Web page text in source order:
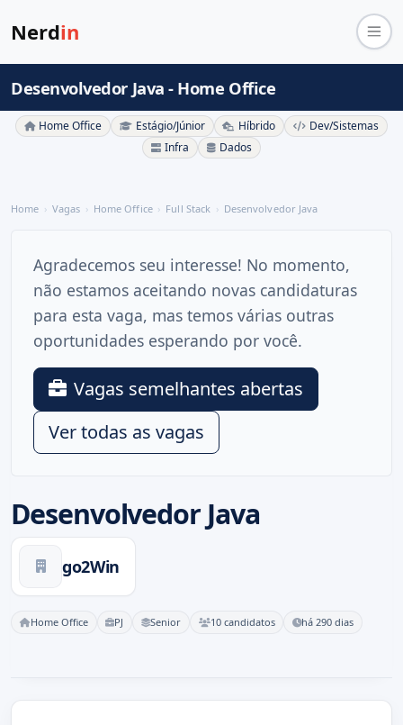
Nerdin
Desenvolvedor Java - Home Office
Home Office Estágio/Júnior Híbrido
Dev/Sistemas
Infra
Dados
Home Vagas Home Office Full Stack Desenvolvedor Java
Desenvolvedor Java
go2Win
Home Office PJ Senior 10 candidatos há 290 dias
Agradecemos seu interesse! No momento,
não estamos aceitando novas candidaturas
para esta vaga, mas temos várias outras
oportunidades esperando por você.
Vagas semelhantes abertas
Ver todas as vagas